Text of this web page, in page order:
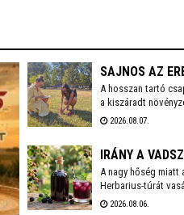
SAJNOS AZ
A hosszan tartó
a kiszáradt
egyértelműen mérni
zöldterületének
jelenlegi helyzetről.
2026.08.07.
IRÁNY A
A nagy hőség
Herbarius-túrát
augusztus 9-én
2026.08.06.